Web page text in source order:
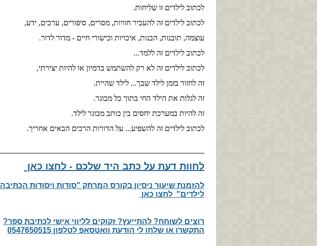
לכתוב לילדים זו שליחות.
לכתוב לילדים זה להעביר חוויות, מסרים, סיפורים, ערכים, ידע,
עוצמה, תובנות, הבנות, איכויות וכישורי חיים - מדור לדור.
לכתוב לילדים זה ללמד...
לכתוב לילדים זה לא רק להשתמש בדמיון או להיות יצירתי,
זה לחזור בזמן לילד שבך... לילד שהיית.
זה לגלות את הילד החי בתוך כל מבוגר.
זה להיות במערכת יחסים בין כותב מבוגר לילד.
לכתוב לילדים זה להשפיע... על הדורות הרכים הבאים אחריך.
לחוות דעת על כתב היד שלכם - לחצו כאן
​להזמנת שיעור ניסיון בקורס המרתק "סודות ויסודות הכתיבה
לילדים" לחצו כאן
רוצים לשוחח? להתייעץ? זקוקים לליווי אישי לכתיבת ספר?
התקשרו או שלחו לי הודעת וואטסאפ לטלפון 0547650515